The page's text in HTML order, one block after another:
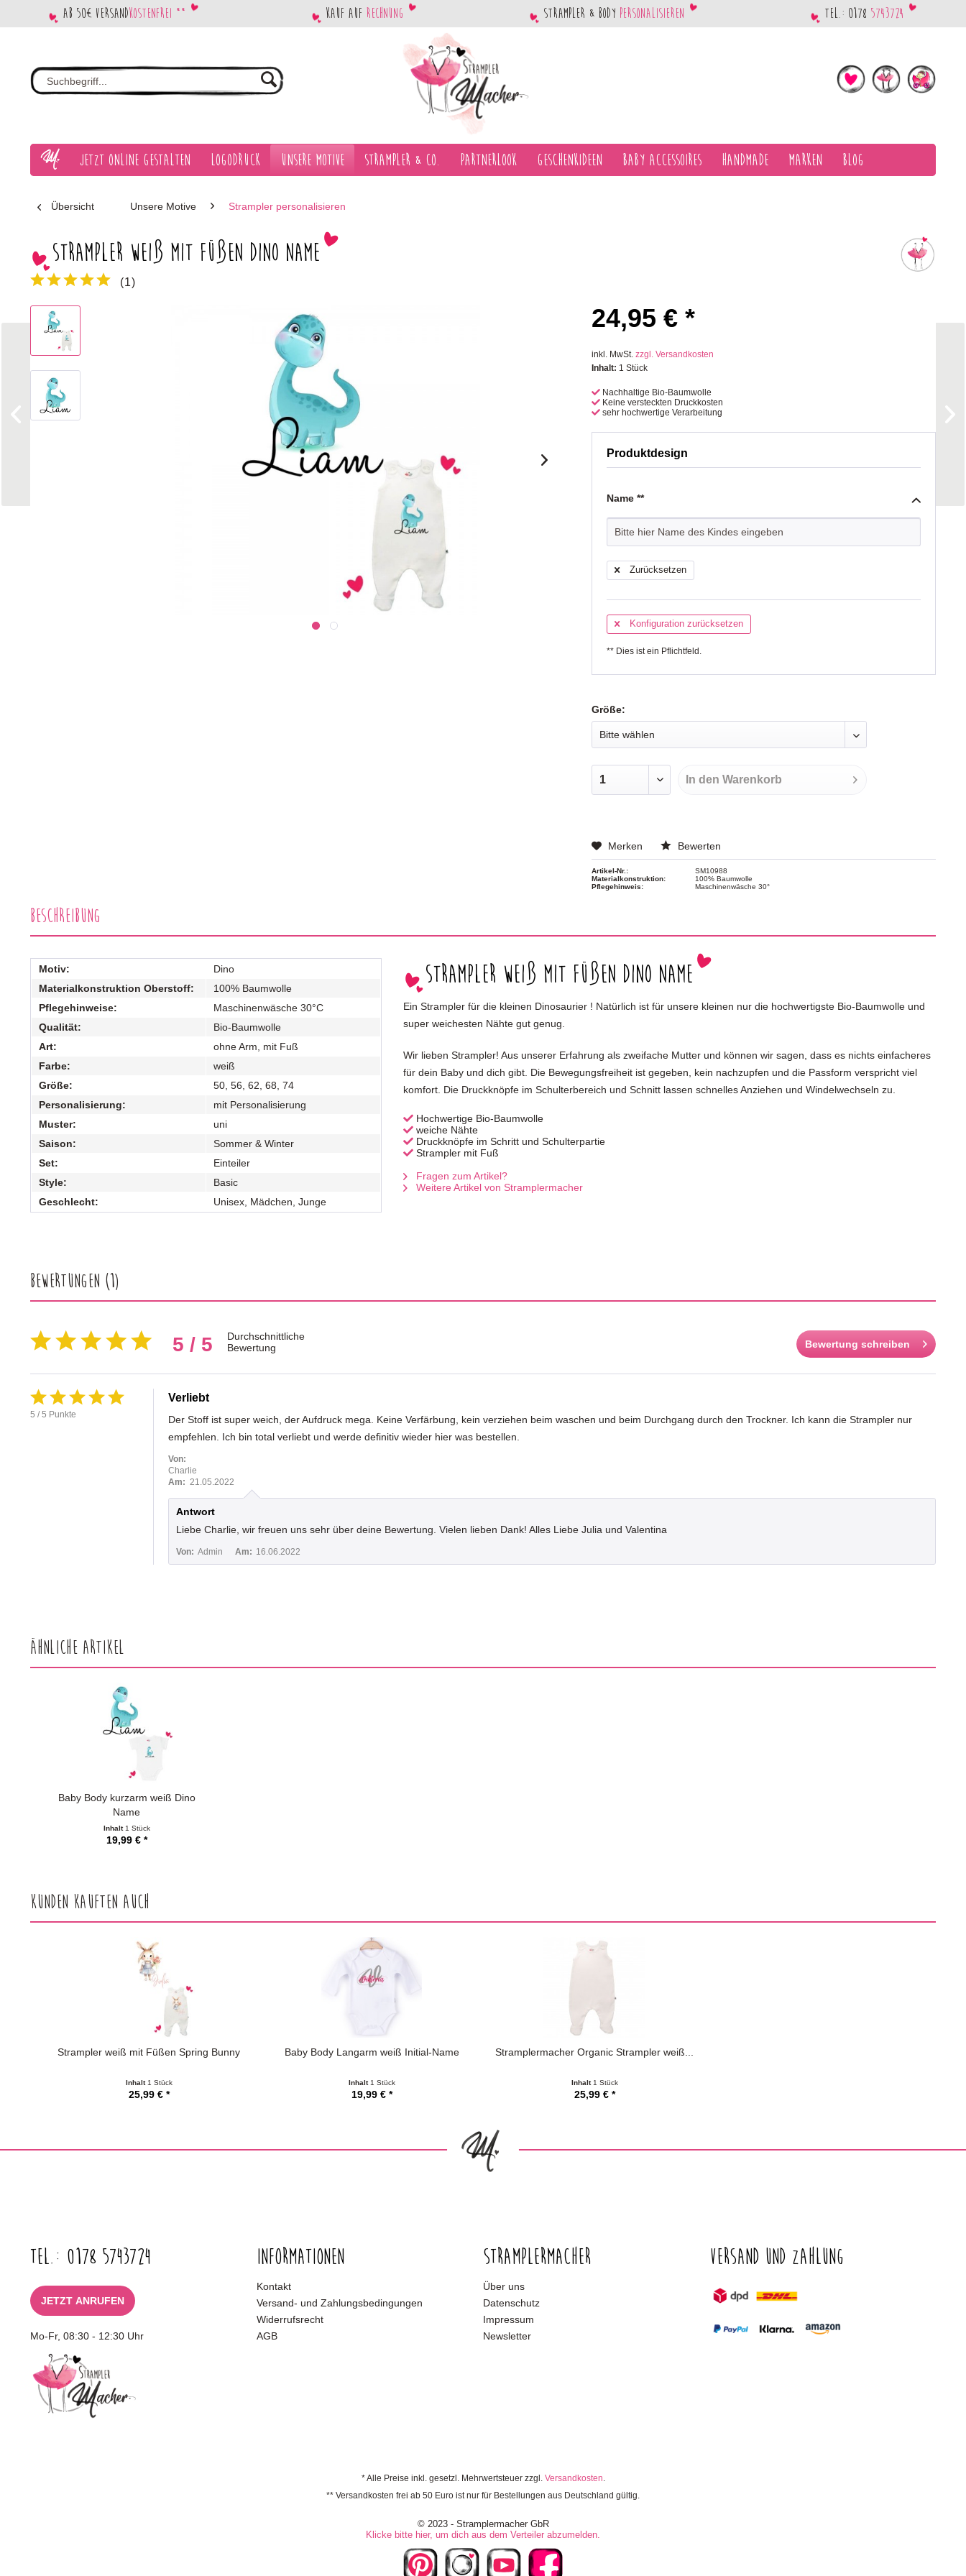
Ab 50€ Versandkostenfrei ** Kauf auf Rechnung Strampler & Body personalisieren Tel.: 0178 5743724
Jetzt Online gestalten Logodruck Unsere Motive Strampler & Co. Partnerlook Geschenkideen Baby Accessoires Handmade Marken Blog
Übersicht Unsere Motive Strampler personalisieren
Strampler weiß mit Füßen Dino Name
(1)
24,95 € *
inkl. MwSt.zzgl. Versandkosten
Inhalt: 1 Stück
Nachhaltige Bio-Baumwolle
Keine versteckten Druckkosten
sehr hochwertige Verarbeitung
Produktdesign
Name **
Zurücksetzen
Konfiguration zurücksetzen
** Dies ist ein Pflichtfeld.
Größe:
In den Warenkorb
Merken Bewerten
Artikel-Nr.:
SM10988
Materialkonstruktion:
100% Baumwolle
Pflegehinweis:
Maschinenwäsche 30°
Beschreibung
Motiv:
Dino
Materialkonstruktion Oberstoff:
100% Baumwolle
Pflegehinweise:
Maschinenwäsche 30°C
Qualität:
Bio-Baumwolle
Art:
ohne Arm, mit Fuß
Farbe:
weiß
Größe:
50, 56, 62, 68, 74
Personalisierung:
mit Personalisierung
Muster:
uni
Saison:
Sommer & Winter
Set:
Einteiler
Style:
Basic
Geschlecht:
Unisex, Mädchen, Junge
Strampler weiß mit Füßen Dino Name
Ein Strampler für die kleinen Dinosaurier ! Natürlich ist für unsere kleinen nur die hochwertigste Bio-Baumwolle und
super weichesten Nähte gut genug.
Wir lieben Strampler! Aus unserer Erfahrung als zweifache Mutter und können wir sagen, dass es nichts einfacheres
für dein Baby und dich gibt. Die Bewegungsfreiheit ist gegeben, kein nachzupfen und die Passform verspricht viel
komfort. Die Druckknöpfe im Schulterbereich und Schnitt lassen schnelles Anziehen und Windelwechseln zu.
Hochwertige Bio-Baumwolle
weiche Nähte
Druckknöpfe im Schritt und Schulterpartie
Strampler mit Fuß
Fragen zum Artikel?
Weitere Artikel von Stramplermacher
Bewertungen (1)
5 / 5
Durchschnittliche
Bewertung
Bewertung schreiben
5 / 5 Punkte
Verliebt
Der Stoff ist super weich, der Aufdruck mega. Keine Verfärbung, kein verziehen beim waschen und beim Durchgang durch den Trockner. Ich kann die Strampler nur
empfehlen. Ich bin total verliebt und werde definitiv wieder hier was bestellen.
Von:
Charlie
Am: 21.05.2022
Antwort
Liebe Charlie, wir freuen uns sehr über deine Bewertung. Vielen lieben Dank! Alles Liebe Julia und Valentina
Von: Admin Am: 16.06.2022
Ähnliche Artikel
Baby Body kurzarm weiß Dino
Name
Inhalt 1 Stück
19,99 € *
Kunden kauften auch
Strampler weiß mit Füßen Spring Bunny
Inhalt 1 Stück
25,99 € *
Baby Body Langarm weiß Initial-Name
Inhalt 1 Stück
19,99 € *
Stramplermacher Organic Strampler weiß...
Inhalt 1 Stück
25,99 € *
Tel.: 0178 5743724
JETZT ANRUFEN
Mo-Fr, 08:30 - 12:30 Uhr
Informationen
Kontakt
Versand- und Zahlungsbedingungen
Widerrufsrecht
AGB
Stramplermacher
Über uns
Datenschutz
Impressum
Newsletter
Versand und Zahlung
* Alle Preise inkl. gesetzl. Mehrwertsteuer zzgl. Versandkosten
** Versandkosten frei ab 50 Euro ist nur für Bestellungen aus Deutschland gültig.
© 2023 - Stramplermacher GbR
Klicke bitte hier, um dich aus dem Verteiler abzumelden.